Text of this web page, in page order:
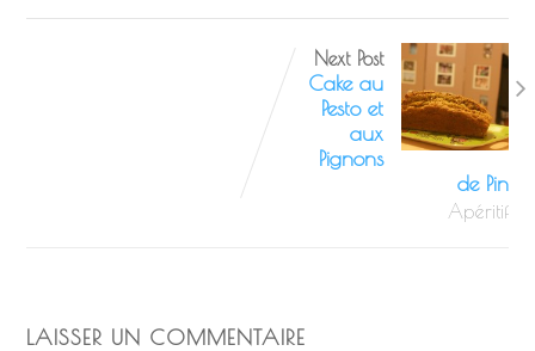
Next Post
Cake au
Pesto et
aux
Pignons
de Pin
Apéritif
LAISSER UN COMMENTAIRE